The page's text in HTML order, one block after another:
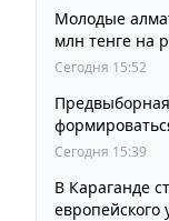
Молодые
млн тенге на
Сегодня 15:52
Сегодня 15:39
В Караганде
европейского